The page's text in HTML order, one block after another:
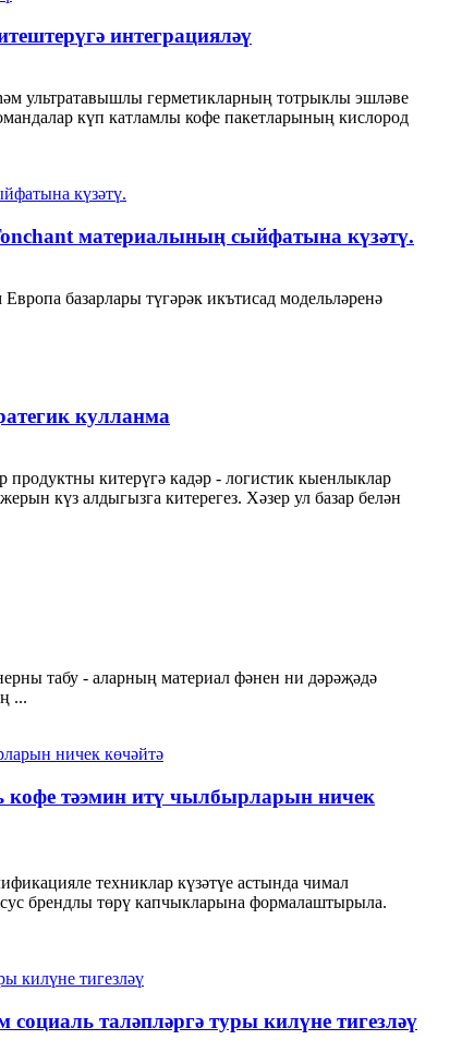
интеграцияләү
ультратавышлы герметикларның тотрыклы эшләве
күп катламлы кофе пакетларының кислород
материалының сыйфатына күзәтү.
базарлары түгәрәк икътисад модельләренә
кулланма
китерүгә кадәр - логистик кыенлыклар
күз алдыгызга китерегез. Хәзер ул базар белән
табу - аларның материал фәнен ни дәрәҗәдә
...
кофе тәэмин итү чылбырларын ничек
техниклар күзәтүе астында чимал
брендлы төрү капчыкларына формалаштырыла.
таләпләргә туры килүне тигезләү